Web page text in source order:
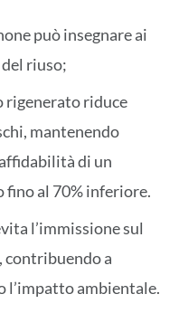
può insegnare ai
riuso;
rigenerato riduce
mantenendo
di un
fino al 70% inferiore.
l’immissione sul
contribuendo a
l’impatto ambientale.